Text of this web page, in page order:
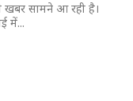
खबर सामने आ रही है।
में...